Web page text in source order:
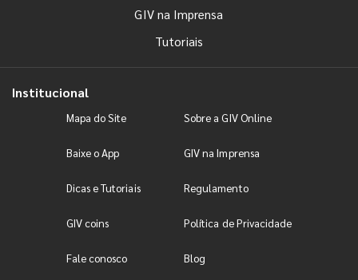
GIV na Imprensa
Tutoriais
Institucional
Mapa do Site Sobre a GIV Online
Baixe o App GIV na Imprensa
Dicas e Tutoriais Regulamento
GIV coins Política de Privacidade
Fale conosco Blog